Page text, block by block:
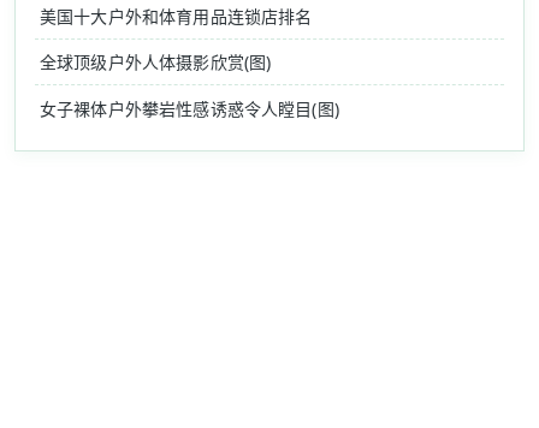
美国十大户外和体育用品连锁店排名
全球顶级户外人体摄影欣赏(图)
女子裸体户外攀岩性感诱惑令人瞠目(图)